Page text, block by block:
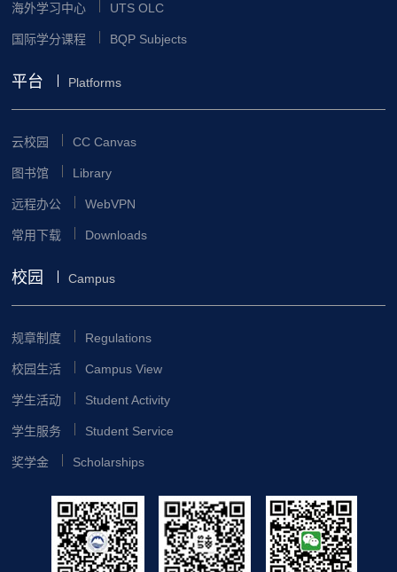
海外学习中心 UTS OLC
国际学分课程 BQP Subjects
平台 Platforms
云校园 CC Canvas
图书馆 Library
远程办公 WebVPN
常用下载 Downloads
校园 Campus
规章制度 Regulations
校园生活 Campus View
学生活动 Student Activity
学生服务 Student Service
奖学金 Scholarships